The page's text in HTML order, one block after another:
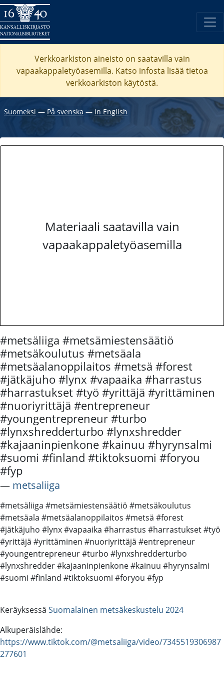
Verkkoarkiston aineisto on saatavilla vain
vapaakappaletyöasemilla. Katso infosta lisää tietoa
verkkoarkiston käytöstä.
Suomeksi ― På svenska ― In English
Materiaali saatavilla vain
vapaakappaletyöasemilla
#metsäliiga #metsämiestensäätiö
#metsäkoulutus #metsäala
#metsäalanoppilaitos #metsä #forest
#jätkäjuho #lynx #vapaaika #harrastus
#harrastukset #työ #yrittäjä #yrittäminen
#nuoriyrittäjä #entrepreneur
#youngentrepreneur #turbo
#lynxshredderturbo #lynxshredder
#kajaaninpienkone #kainuu #hyrynsalmi
#suomi #finland #tiktoksuomi #foryou
#fyp
― metsaliiga
#metsäliiga #metsämiestensäätiö #metsäkoulutus
#metsäala #metsäalanoppilaitos #metsä #forest
#jätkäjuho #lynx #vapaaika #harrastus #harrastukset #työ
#yrittäjä #yrittäminen #nuoriyrittäjä #entrepreneur
#youngentrepreneur #turbo #lynxshredderturbo
#lynxshredder #kajaaninpienkone #kainuu #hyrynsalmi
#suomi #finland #tiktoksuomi #foryou #fyp
Keräyksessä Suomalainen metsäkeskustelu 2024
Alkuperäislähde:
https://www.tiktok.com/@metsaliiga/video/7345519306987
277601